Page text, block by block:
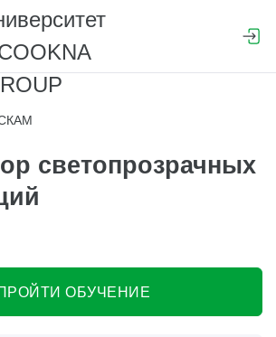
светопрозрачных
ОБУЧЕНИЕ